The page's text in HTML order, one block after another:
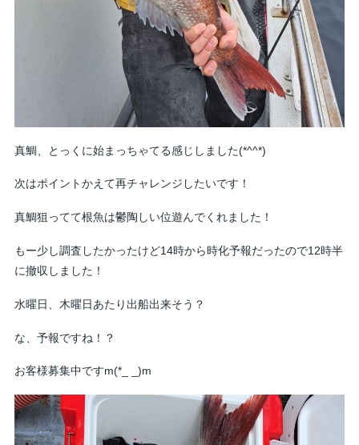
真鯛、とっくに始まっちゃてる感じしました(*^^*)
次はポイントかえて再チャレンジしたいです！
真鯛狙ってて根魚は鬱陶しい位遊んでくれました！
もー少し調査したかったけど14時から時化予報だったので12時半
に撤収しました！
水曜日、木曜日あたり出船出来そう？
な、予報ですね！？
お客様募集中ですm(*_ _)m